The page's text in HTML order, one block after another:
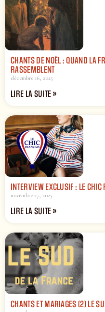
CHANTS DE NOËL : QUAND LA
RASSEMBLENT
décembre 16, 2025
LIRE LA SUITE »
INTERVIEW EXCLUSIF : LE CHIC
novembre 27, 2025
LIRE LA SUITE »
CHANTS ET MARIAGES (2) LE